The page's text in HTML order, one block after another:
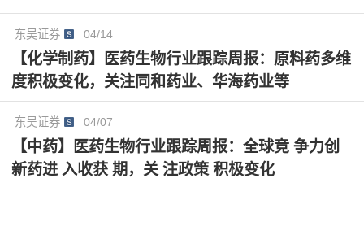
东吴证券 04/14
【化学制药】医药生物行业跟踪周报：原料药多维
度积极变化，关注同和药业、华海药业等
东吴证券 04/07
【中药】医药生物行业跟踪周报：全球竞 争力创
新药进 入收获 期，关 注政策 积极变化